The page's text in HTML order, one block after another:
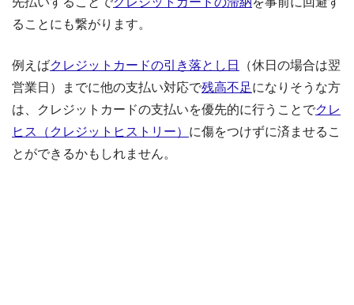
ることにも繋がります。
例えばクレジットカードの引き落とし日
（休日の場合は翌
営業日）までに他の支払い対応で残高不足になりそうな方
は、クレジットカードの支払いを優先的に行うことでクレ
ヒス（クレジットヒストリー） に傷をつけずに済ませるこ
とができるかもしれません。